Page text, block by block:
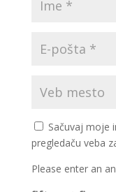
Sačuvaj moje
pregledaču veba
Please enter an